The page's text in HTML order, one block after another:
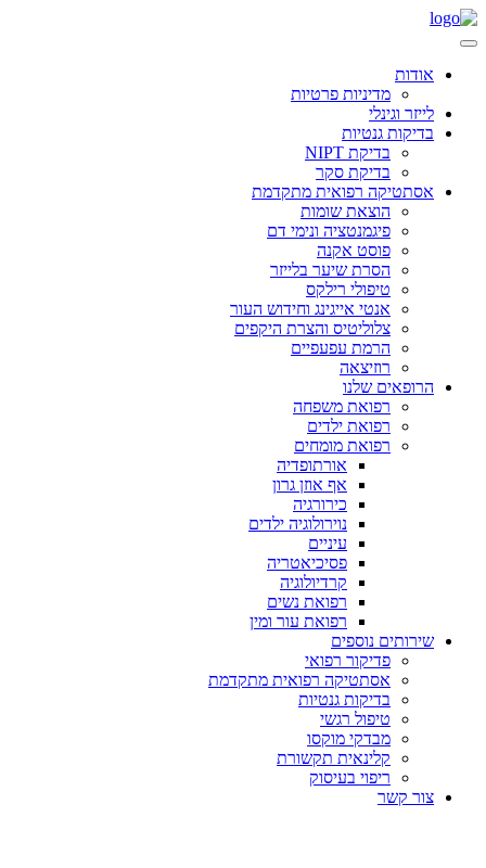
אודות
מדיניות פרטיות
לייזר וגינלי
בדיקות גנטיות
בדיקת NIPT
בדיקת סקר
אסתטיקה רפואית מתקדמת
הוצאת שומות
פיגמנטציה ונימי דם
פוסט אקנה
הסרת שיער בלייזר
טיפולי רילקס
אנטי אייגינג וחידוש העור
צלוליטיס והצרת היקפים
הרמת עפעפיים
רוזיצאה
הרופאים שלנו
רפואת משפחה
רפואת ילדים
רפואת מומחים
אורתופדיה
אף אוזן גרון
כירורגיה
נוירולוגיה ילדים
עיניים
פסיכיאטריה
קרדיולוגיה
רפואת נשים
רפואת עור ומין
שירותים נוספים
פדיקור רפואי
אסתטיקה רפואית מתקדמת
בדיקות גנטיות
טיפול רגשי
מבדקי מוקסו
קלינאית תקשורת
ריפוי בעיסוק
צור קשר